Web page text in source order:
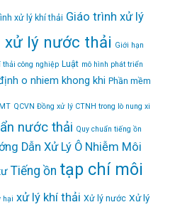
xử lý khí thải Giáo trình xử lý
xử lý nước thải Giới hạn
thải công nghiệp Luật mô hình phát triển
o nhiem khong khi Phần mềm
QCVN Đồng xử lý CTNH trong lò nung xi
nước thải Quy chuẩn tiếng ồn
Dẫn Xử Lý Ô Nhiễm Môi
Tiếng ồn tạp chí môi
hại xử lý khí thải Xử lý nước Xử lý